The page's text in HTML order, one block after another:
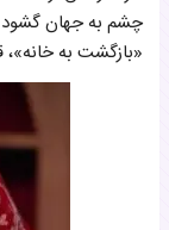
«بازگشت به